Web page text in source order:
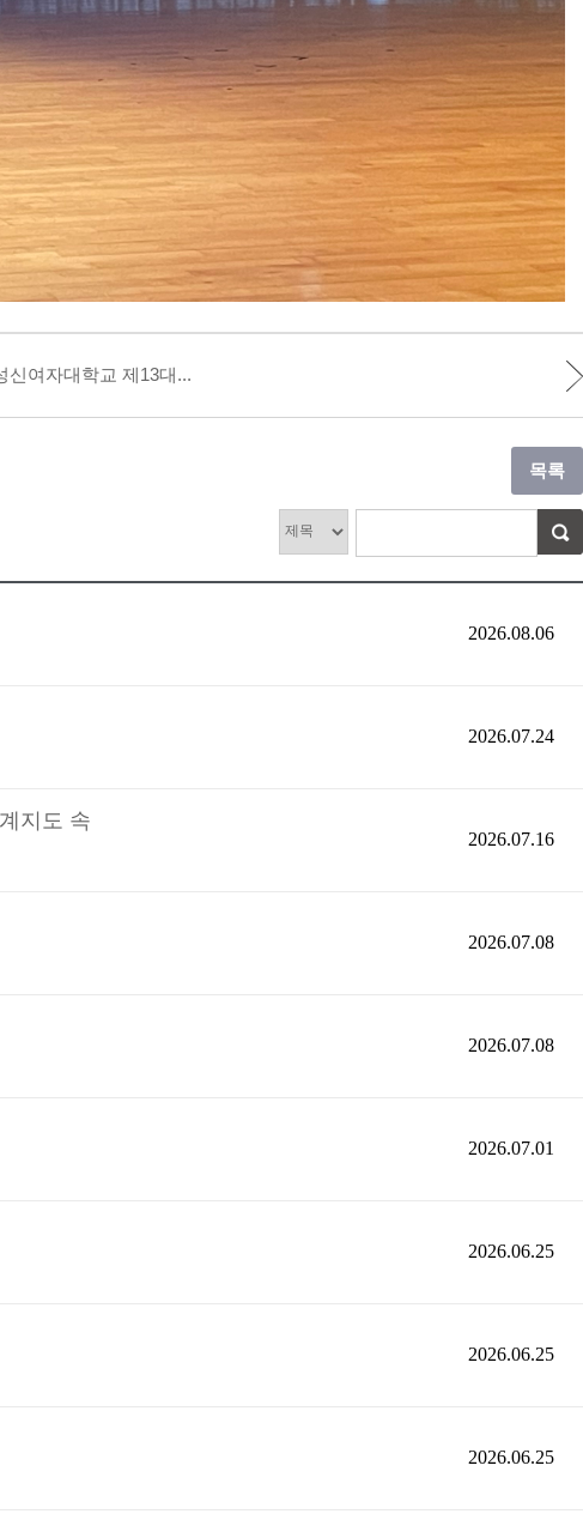
신여자대학교 제13대...
2026.08.06
2026.07.24
지도 속
2026.07.16
2026.07.08
2026.07.08
2026.07.01
2026.06.25
2026.06.25
2026.06.25